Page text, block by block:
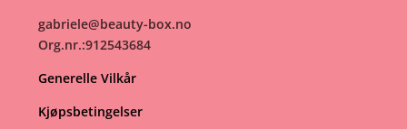
gabriele@beauty-box.no
Org.nr.:912543684
Generelle Vilkår
Kjøpsbetingelser